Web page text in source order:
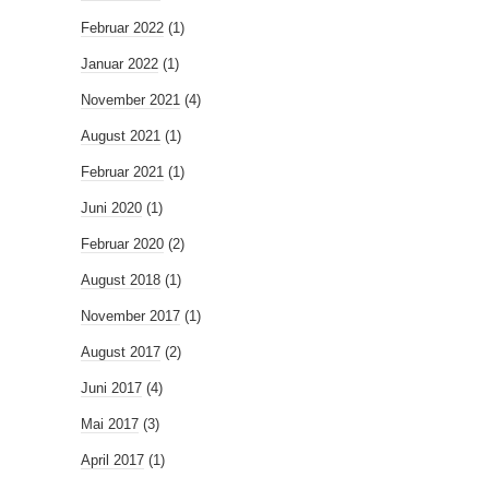
Februar 2022 (1)
Januar 2022 (1)
November 2021 (4)
August 2021 (1)
Februar 2021 (1)
Juni 2020 (1)
Februar 2020 (2)
August 2018 (1)
November 2017 (1)
August 2017 (2)
Juni 2017 (4)
Mai 2017 (3)
April 2017 (1)